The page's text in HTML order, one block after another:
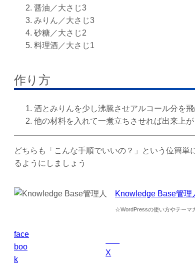
醤油／大さじ3
みりん／大さじ3
砂糖／大さじ2
料理酒／大さじ1
作り方
酒とみりんを少し沸騰させアルコール分を
他の材料を入れて一煮立ちさせれば出来上が
どちらも「こんな手順でいいの？」という位簡
るようにしましょう
Knowledge Base管理
☆WordPressの使い方やテーマ
face
boo
k
X